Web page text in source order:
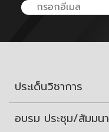
ประเด็นวิชาการ
อบรม ประชุม/สัมมนา